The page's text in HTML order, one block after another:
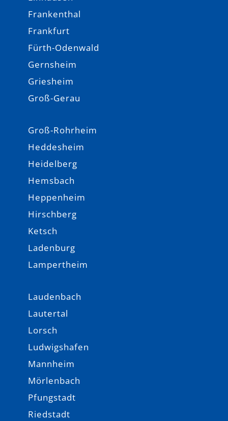
Frankenthal
Frankfurt
Fürth-Odenwald
Gernsheim
Griesheim
Groß-Gerau
Groß-Rohrheim
Heddesheim
Heidelberg
Hemsbach
Heppenheim
Hirschberg
Ketsch
Ladenburg
Lampertheim
Laudenbach
Lautertal
Lorsch
Ludwigshafen
Mannheim
Mörlenbach
Pfungstadt
Riedstadt